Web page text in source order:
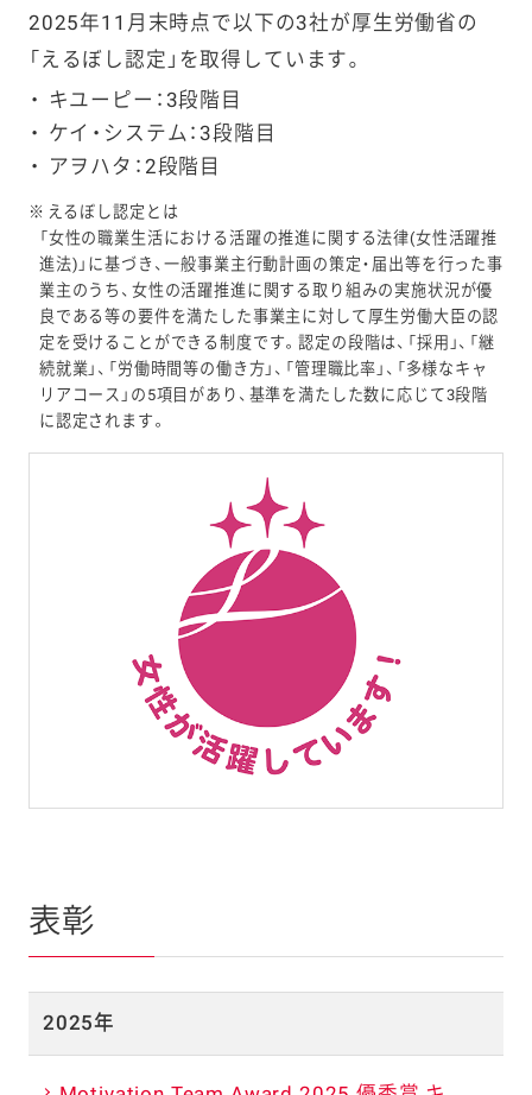
2025年11月末時点で以下の3社が厚生労働省の
「えるぼし認定」を取得しています。
キユーピー：3段階目
ケイ・システム：3段階目
アヲハタ：2段階目
※ えるぼし認定とは
「女性の職業生活における活躍の推進に関する法律(女性活躍推
進法)」に基づき、一般事業主行動計画の策定・届出等を行った事
業主のうち、女性の活躍推進に関する取り組みの実施状況が優
良である等の要件を満たした事業主に対して厚生労働大臣の認
定を受けることができる制度です。認定の段階は、「採用」、「継
続就業」、「労働時間等の働き方」、「管理職比率」、「多様なキャ
リアコース」の5項目があり、基準を満たした数に応じて3段階
に認定されます。
表彰
2025年